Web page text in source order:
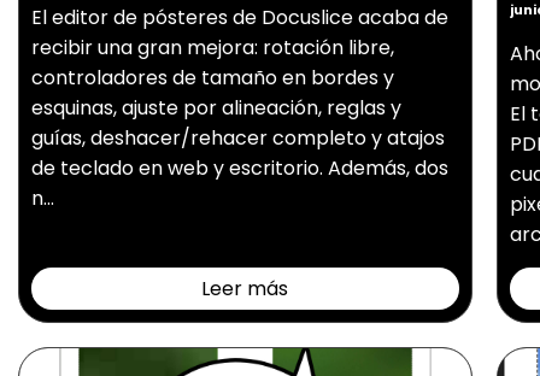
El editor de pósteres de Docuslice acaba de
recibir una gran mejora: rotación libre,
controladores de tamaño en bordes y
esquinas, ajuste por alineación, reglas y
guías, deshacer/rehacer completo y atajos
de teclado en web y escritorio. Además, dos
n...
Leer más
El